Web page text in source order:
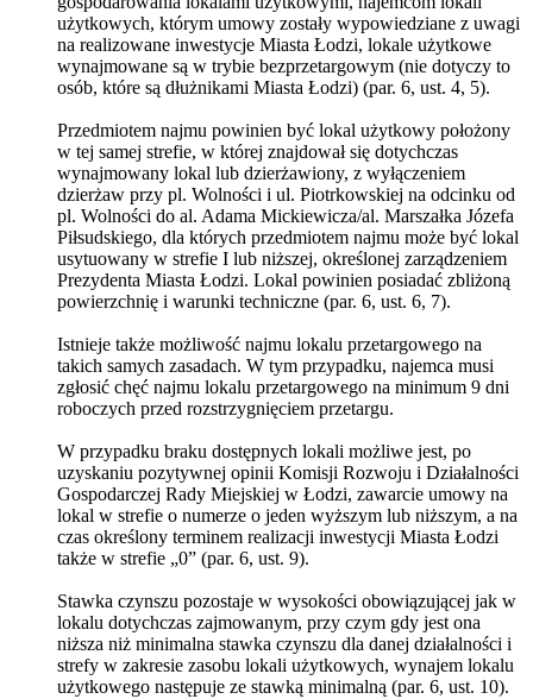
użytkowych, którym umowy zostały wypowiedziane z uwagi
na realizowane inwestycje Miasta Łodzi, lokale użytkowe
wynajmowane są w trybie bezprzetargowym (nie dotyczy to
osób, które są dłużnikami Miasta Łodzi) (par. 6, ust. 4, 5).
Przedmiotem najmu powinien być lokal użytkowy położony
w tej samej strefie, w której znajdował się dotychczas
wynajmowany lokal lub dzierżawiony, z wyłączeniem
dzierżaw przy pl. Wolności i ul. Piotrkowskiej na odcinku od
pl. Wolności do al. Adama Mickiewicza/al. Marszałka Józefa
Piłsudskiego, dla których przedmiotem najmu może być lokal
usytuowany w strefie I lub niższej, określonej zarządzeniem
Prezydenta Miasta Łodzi. Lokal powinien posiadać zbliżoną
powierzchnię i warunki techniczne (par. 6, ust. 6, 7).
Istnieje także możliwość najmu lokalu przetargowego na
takich samych zasadach. W tym przypadku, najemca musi
zgłosić chęć najmu lokalu przetargowego na minimum 9 dni
roboczych przed rozstrzygnięciem przetargu.
W przypadku braku dostępnych lokali możliwe jest, po
uzyskaniu pozytywnej opinii Komisji Rozwoju i Działalności
Gospodarczej Rady Miejskiej w Łodzi, zawarcie umowy na
lokal w strefie o numerze o jeden wyższym lub niższym, a na
czas określony terminem realizacji inwestycji Miasta Łodzi
także w strefie „0” (par. 6, ust. 9).
Stawka czynszu pozostaje w wysokości obowiązującej jak w
lokalu dotychczas zajmowanym, przy czym gdy jest ona
niższa niż minimalna stawka czynszu dla danej działalności i
strefy w zakresie zasobu lokali użytkowych, wynajem lokalu
użytkowego następuje ze stawką minimalną (par. 6, ust. 10).